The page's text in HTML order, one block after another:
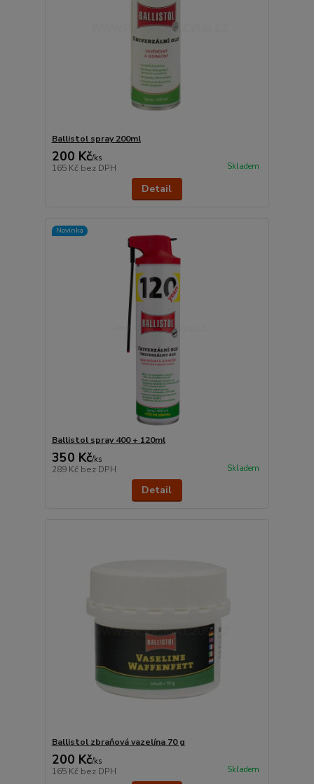
Ballistol spray 200ml
200 Kč/ks
165 Kč bez DPH Skladem
Detail
Novinka
Ballistol spray 400 + 120ml
350 Kč/ks
289 Kč bez DPH Skladem
Detail
Ballistol zbraňová vazelína 70 g
200 Kč/ks
165 Kč bez DPH Skladem